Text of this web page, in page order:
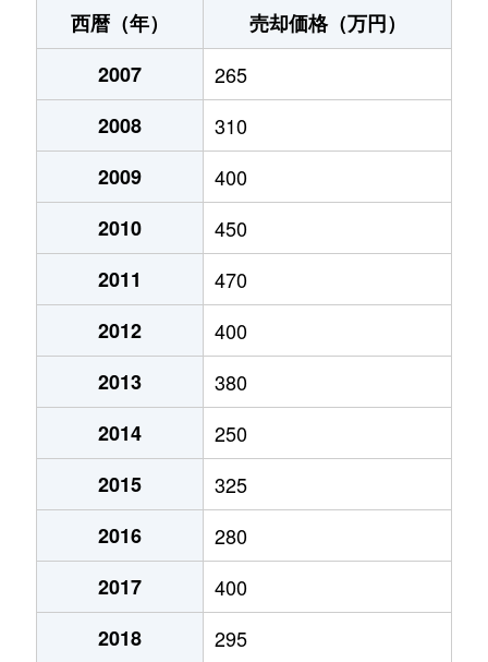
西暦（年）
売却価格（万円）
2007
265
2008
310
2009
400
2010
450
2011
470
2012
400
2013
380
2014
250
2015
325
2016
280
2017
400
2018
295